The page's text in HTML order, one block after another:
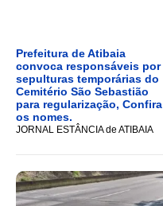
Prefeitura de Atibaia
convoca responsáveis por
sepulturas temporárias do
Cemitério São Sebastião
para regularização, Confira
os nomes.
JORNAL ESTÂNCIA de ATIBAIA